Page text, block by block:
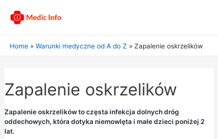
Home Warunki medyczne od A do Z Zapalenie oskrzelików
Zapalenie oskrzelików
Zapalenie oskrzelików to częsta infekcja dolnych dróg
oddechowych, która dotyka niemowlęta i małe dzieci poniżej 2
lat.